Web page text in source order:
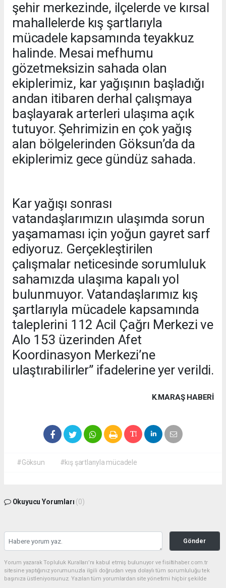
şehir merkezinde, ilçelerde ve kırsal
mahallelerde kış şartlarıyla
mücadele kapsamında teyakkuz
halinde. Mesai mefhumu
gözetmeksizin sahada olan
ekiplerimiz, kar yağışının başladığı
andan itibaren derhal çalışmaya
başlayarak arterleri ulaşıma açık
tutuyor. Şehrimizin en çok yağış
alan bölgelerinden Göksun’da da
ekiplerimiz gece gündüz sahada.
Kar yağışı sonrası
vatandaşlarımızın ulaşımda sorun
yaşamaması için yoğun gayret sarf
ediyoruz. Gerçekleştirilen
çalışmalar neticesinde sorumluluk
sahamızda ulaşıma kapalı yol
bulunmuyor. Vatandaşlarımız kış
şartlarıyla mücadele kapsamında
taleplerini 112 Acil Çağrı Merkezi ve
Alo 153 üzerinden Afet
Koordinasyon Merkezi’ne
ulaştırabilirler” ifadelerine yer verildi.
K.MARAŞ HABERİ
#Göksun #kış şartlarıyla mücadele
Okuyucu Yorumları (0)
Gönder
Yorum yazarak Topluluk Kuralları’nı kabul etmiş bulunuyor ve fisiltihaber.com.tr
sitesine yaptığınız yorumunuzla ilgili doğrudan veya dolaylı tüm sorumluluğu tek
başınıza üstleniyorsunuz. Yazılan tüm yorumlardan site yönetimi hiçbir şekilde